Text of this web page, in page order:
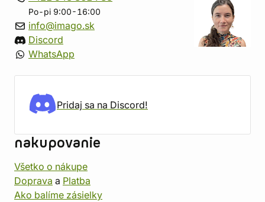
Po-pi 9:00-16:00
info@imago.sk
Discord
WhatsApp
Pridaj sa na Discord!
nakupovanie
Všetko o nákupe
Doprava a Platba
Ako balíme zásielky